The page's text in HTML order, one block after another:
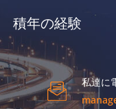
積年の経験
私達に